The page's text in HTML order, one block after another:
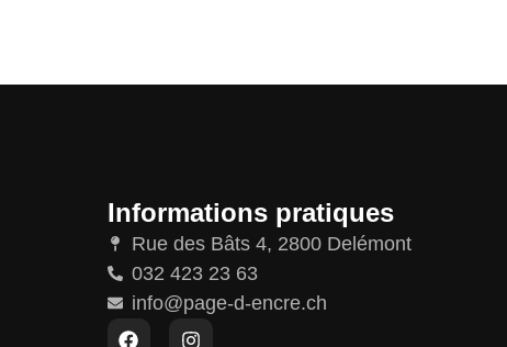
Informations pratiques
Rue des Bâts 4, 2800 Delémont
032 423 23 63
info@page-d-encre.ch